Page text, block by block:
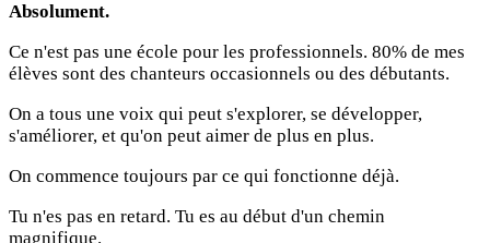
Absolument.
Ce n'est pas une école pour les professionnels. 80% de mes
élèves sont des chanteurs occasionnels ou des débutants.
On a tous une voix qui peut s'explorer, se développer,
s'améliorer, et qu'on peut aimer de plus en plus.
On commence toujours par ce qui fonctionne déjà.
Tu n'es pas en retard. Tu es au début d'un chemin
magnifique.